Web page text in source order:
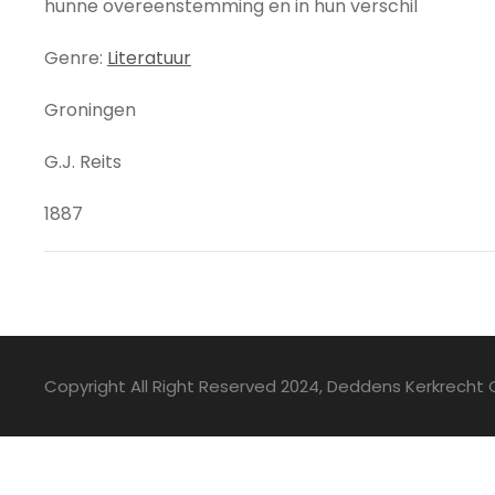
hunne overeenstemming en in hun verschil
Genre: Literatuur
Groningen
G.J. Reits
1887
Copyright All Right Reserved 2024, Deddens Kerkrecht